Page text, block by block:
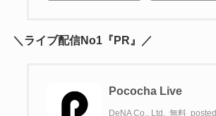
＼ライブ配信No1『PR』／
Pococha Live
DeNA Co., Ltd. 無料